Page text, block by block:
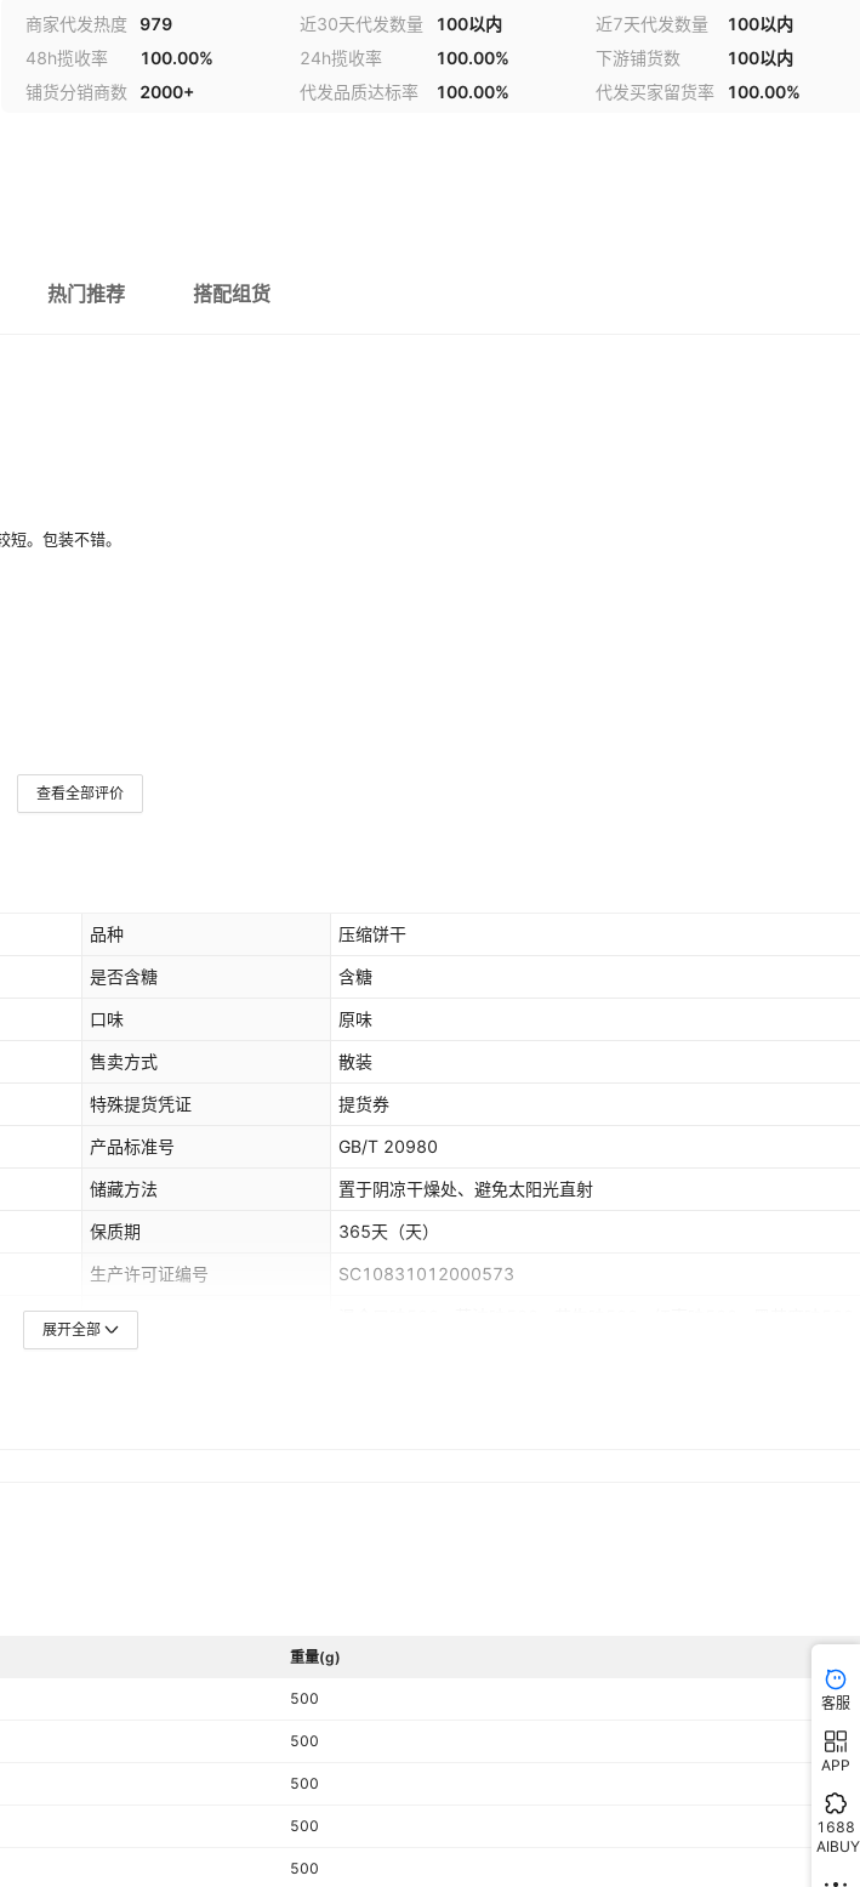
商家代发热度 979 近30天代发数量 100以内 近7天代发数量
100以内
48h揽收率
100.00% 24h揽收率 100.00% 下游铺货数
100以内
铺货分销商数
2000+ 代发品质达标率 100.00% 代发买家留货率 100.00%
热门推荐 搭配组货
。包装不错。
查看全部评价
品种 压缩饼干
是否含糖 含糖
口味 原味
售卖方式 散装
特殊提货凭证 提货券
产品标准号 GB/T 20980
储藏方法 置于阴凉干燥处、避免太阳光直射
保质期 365天 （天）
生产许可证编号 SC10831012000573
包装规格
展开全部
重量(g)
500
500
500
500
500
客服
APP
1688
AIBUY